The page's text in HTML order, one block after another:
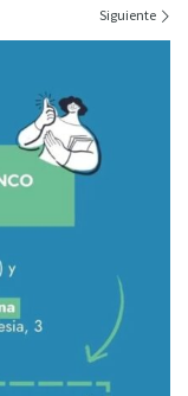
Siguiente